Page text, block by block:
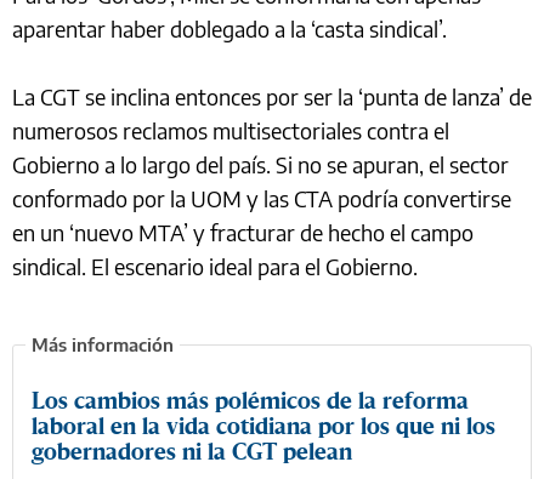
aparentar haber doblegado a la ‘casta sindical’.
La CGT se inclina entonces por ser la ‘punta de lanza’ de
numerosos reclamos multisectoriales contra el
Gobierno a lo largo del país. Si no se apuran, el sector
conformado por la UOM y las CTA podría convertirse
en un ‘nuevo MTA’ y fracturar de hecho el campo
sindical. El escenario ideal para el Gobierno.
Los cambios más polémicos de la reforma
laboral en la vida cotidiana por los que ni los
gobernadores ni la CGT pelean